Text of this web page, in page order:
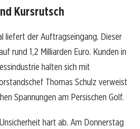
Kursrutsch
liefert der Auftragseingang. Dieser
rund 1,2 Milliarden Euro. Kunden in
halten sich mit
Thomas Schulz verweist
Spannungen am Persischen Golf.
hart ab. Am Donnerstag